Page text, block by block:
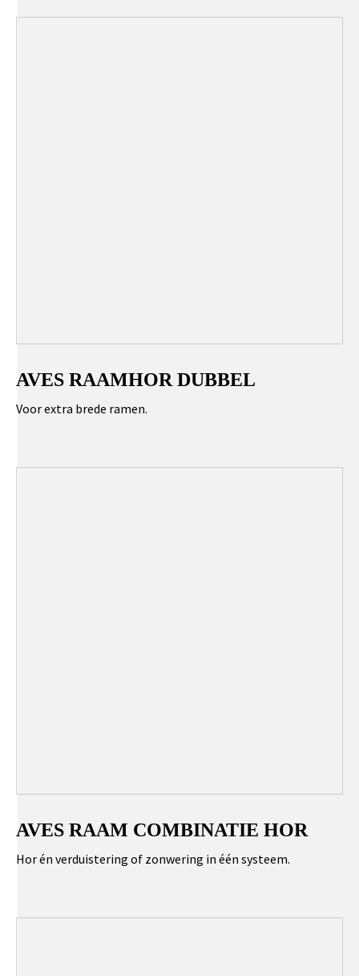
AVES RAAMHOR DUBBEL
Voor extra brede ramen.
AVES RAAM COMBINATIE HOR
Hor én verduistering of zonwering in één systeem.